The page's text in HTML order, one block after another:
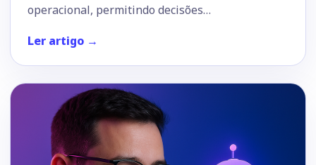
operacional, permitindo decisões…
Ler artigo →